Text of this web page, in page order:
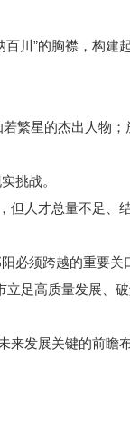
”的胸襟，构建起
繁星的杰出人物；
挑战。
人才总量不足、
必须跨越的重要关
足高质量发展、
发展关键的前瞻